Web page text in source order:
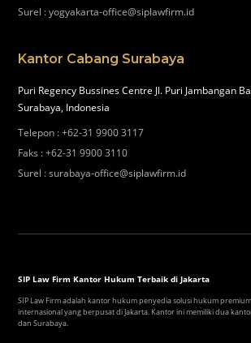
Surel :yogyakarta-office@siplawfirm.id
Kantor Cabang Surabaya
Puri Regency Bussines Centre Jl. Puri Jambangan
Surabaya, Indonesia
Telepon :+62-31 9900 3117
Faks :+62-31 9900 3110
Surel :surabaya-office@siplawfirm.id
SIP Law Firm Kantor Hukum Terbaik di Jakarta
SIP Law Firm adalah kantor hukum penyedia solusi hukum
internasional yang berpusat di Jakarta. Kantor ini memiliki dua
dan Surabaya.